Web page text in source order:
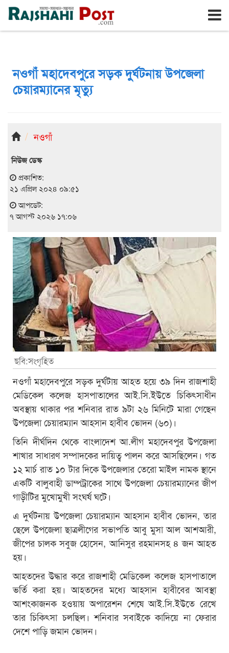
রাজশাহী শুক্রবার, ৭ই আগস্ট ২০২৬, ২৪শে শ্রাবণ ১৪৩৩
নওগাঁ মহাদেবপুরে সড়ক দুর্ঘটনায় উপজেলা
চেয়ারম্যানের মৃত্যু
নওগাঁ
নিউজ ডেস্ক
প্রকাশিত:
২১ এপ্রিল ২০২৪ ০৯:৫১
আপডেট:
৭ আগস্ট ২০২৬ ১৭:০৬
ছবি:সংগৃহিত
নওগাঁ মহাদেবপুরে সড়ক দুর্ঘটায় আহত হয়ে ৩৯ দিন রাজশাহী
মেডিকেল কলেজ হাসপাতালের আই.সি.ইউতে চিকিৎসাধীন
অবস্থায় থাকার পর শনিবার রাত ৯টা ২৬ মিনিটে মারা গেছেন
উপজেলা চেয়ারম্যান আহসান হাবীব ভোদন (৬০)।
তিনি দীর্ঘদিন থেকে বাংলাদেশ আ.লীগ মহাদেবপুর উপজেলা
শাখার সাধারণ সম্পাদকের দায়িত্ব পালন করে আসছিলেন। গত
১২ মার্চ রাত ১০ টার দিকে উপজেলার তেরো মাইল নামক স্থানে
একটি বালুবাহী ডাম্পট্রাকের সাথে উপজেলা চেয়ারম্যানের জীপ
গাড়ীটির মুখোমুখী সংঘর্ষ ঘটে।
এ দুর্ঘটনায় উপজেলা চেয়ারম্যান আহসান হাবীব ভোদন, তার
ছেলে উপজেলা ছাত্রলীগের সভাপতি আবু মুসা আল আশআরী,
জীপের চালক সবুজ হোসেন, আনিসুর রহমানসহ ৪ জন আহত
হয়।
আহতদের উদ্ধার করে রাজশাহী মেডিকেল কলেজ হাসপাতালে
ভর্তি করা হয়। আহতদের মধ্যে আহসান হাবীবের আবস্থা
আশংকাজনক হওয়ায় অপারেশন শেষে আই.সি.ইউতে রেখে
তার চিকিৎসা চলছিল। শনিবার সবাইকে কাদিয়ে না ফেরার
দেশে পাড়ি জমান ভোদন।